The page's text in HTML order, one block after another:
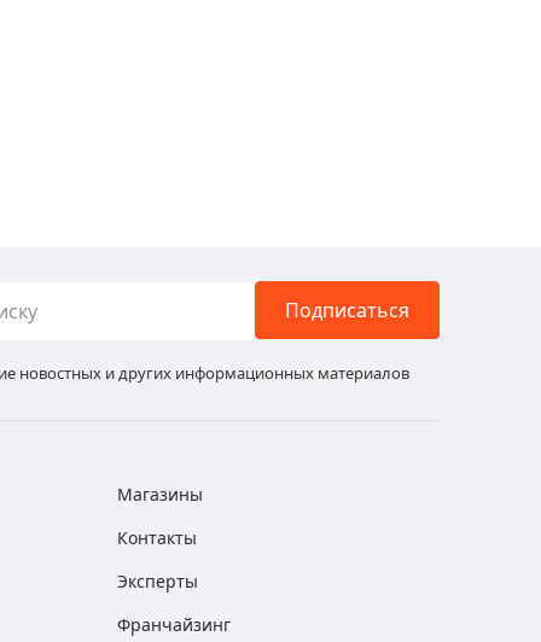
Подписаться
новостных и других информационных материалов
Магазины
Контакты
Эксперты
Франчайзинг